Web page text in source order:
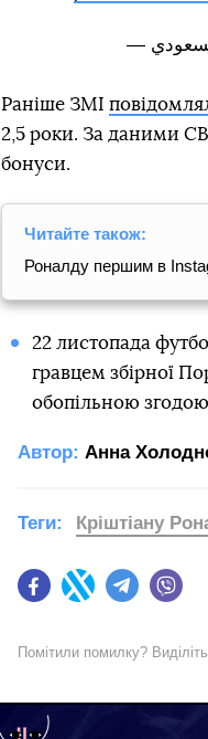
Раніше ЗМІ
2,5 роки. За даними
бонуси.
Читайте також:
Роналду першим в
22 листопада
гравцем збірної
обопільною
Автор: Анна
FacebookTwitter Telegram
Теги: Кріштіану
Помітили помилку? Виділіть